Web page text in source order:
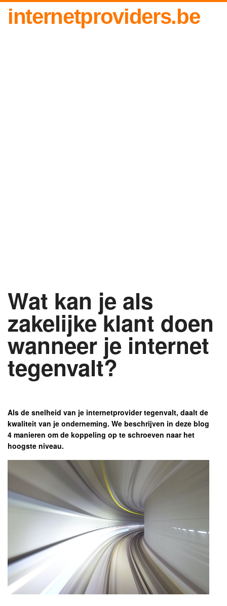
internetproviders.be
Wat kan je als
zakelijke klant doen
wanneer je internet
tegenvalt?
Als de snelheid van je internetprovider tegenvalt, daalt de
kwaliteit van je onderneming. We beschrijven in deze blog
4 manieren om de koppeling op te schroeven naar het
hoogste niveau.